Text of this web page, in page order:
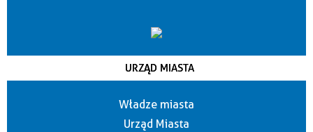
URZĄD MIASTA
Władze miasta
Urząd Miasta